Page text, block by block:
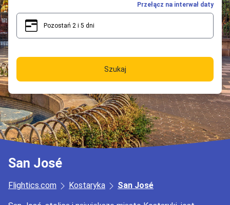
Przełącz na interwał daty
Pozostań 2 i 5 dni
Szukaj
San José
Flightics.com Kostaryka San José